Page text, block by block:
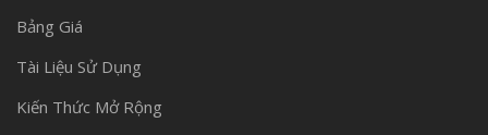
Bảng Giá
Tài Liệu Sử Dụng
Kiến Thức Mở Rộng